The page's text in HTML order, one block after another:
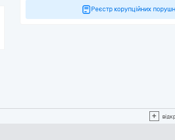
Реєстр корупційних
+